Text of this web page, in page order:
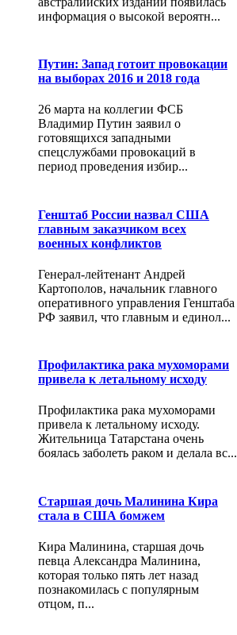
информация о высокой вероятн...
Путин: Запад готоит провокации
на выборах 2016 и 2018 года
26 марта на коллегии ФСБ
Владимир Путин заявил о
готовящихся западными
спецслужбами провокаций в
период проведения избир...
Генштаб России назвал США
главным заказчиком всех
военных конфликтов
Генерал-лейтенант Андрей
Картополов, начальник главного
оперативного управления Генштаба
РФ заявил, что главным и единол...
Профилактика рака мухоморами
привела к летальному исходу
Профилактика рака мухоморами
привела к летальному исходу.
Жительница Татарстана очень
боялась заболеть раком и делала вс...
Старшая дочь Малинина Кира
стала в США бомжем
Кира Малинина, старшая дочь
певца Александра Малинина,
которая только пять лет назад
познакомилась с популярным
отцом, п...